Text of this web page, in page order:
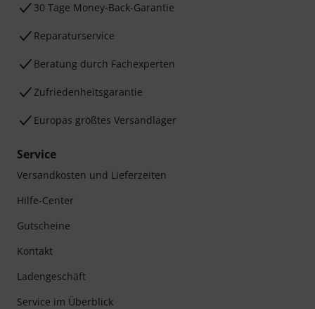
30 Tage Money-Back-Garantie
Reparaturservice
Beratung durch Fachexperten
Zufriedenheitsgarantie
Europas größtes Versandlager
Service
Versandkosten und Lieferzeiten
Hilfe-Center
Gutscheine
Kontakt
Ladengeschäft
Service im Überblick